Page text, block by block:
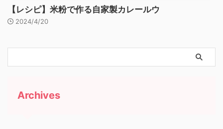
【レシピ】米粉で作る自家製カレールウ
2024/4/20
Archives